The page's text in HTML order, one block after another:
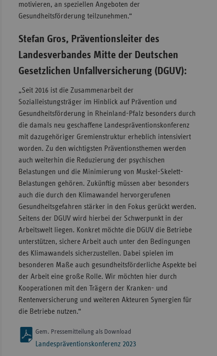
motivieren, an speziellen Angeboten der
Gesundheitsförderung teilzunehmen.“
Stefan Gros, Präventionsleiter des
Landesverbandes Mitte der Deutschen
Gesetzlichen Unfallversicherung (DGUV):
„Seit 2016 ist die Zusammenarbeit der
Sozialleistungsträger im Hinblick auf Prävention und
Gesundheitsförderung in Rheinland-Pfalz besonders durch
die damals neu geschaffene Landespräventionskonferenz
mit dazugehöriger Gremienstruktur erheblich intensiviert
worden. Zu den wichtigsten Präventionsthemen werden
auch weiterhin die Reduzierung der psychischen
Belastungen und die Minimierung von Muskel-Skelett-
Belastungen gehören. Zukünftig müssen aber besonders
auch die durch den Klimawandel hervorgerufenen
Gesundheitsgefahren stärker in den Fokus gerückt werden.
Seitens der DGUV wird hierbei der Schwerpunkt in der
Arbeitswelt liegen. Konkret möchte die DGUV die Betriebe
unterstützen, sichere Arbeit auch unter den Bedingungen
des Klimawandels sicherzustellen. Dabei spielen im
besonderen Maße auch gesundheitsförderliche Aspekte bei
der Arbeit eine große Rolle. Wir möchten hier durch
Kooperationen mit den Trägern der Kranken- und
Rentenversicherung und weiteren Akteuren Synergien für
die Betriebe nutzen.“
Gem. Pressemitteilung als Download
Landespräventionskonferenz 2023